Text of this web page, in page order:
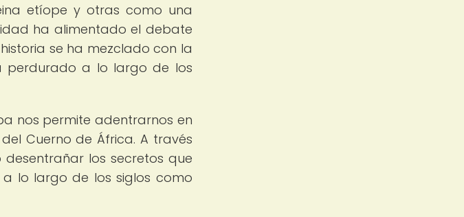
etíope y otras como una
ha alimentado el debate
se ha mezclado con la
perdurado a lo largo de los
nos permite adentrarnos en
Cuerno de África. A través
los secretos que
lo largo de los siglos como